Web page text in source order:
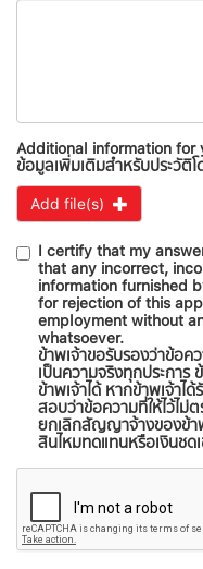
Additional information for
ข้อมูลเพิ่มเติมสำหรับประวัติ
Add file(s)
I certify that my
that any incorrect,
information furnished
for rejection of this
employment without
whatsoever.
ข้าพเจ้าขอรับรองว่าข้อค
เป็นความจริงทุกประการ
ข้าพเจ้าได้ หากข้าพเจ้าไ
สอบว่าข้อความที่ให้ไว้ไม่
ยกเลิกสัญญาจ้างของข้าพ
สินไหมทดแทนหรือเงินชด